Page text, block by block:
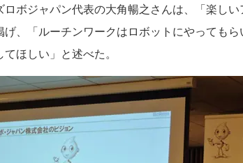
ボジャパン代表の大角暢之さんは、「楽し
げ、「ルーチンワークはロボットにやっても
ほしい」と述べた。